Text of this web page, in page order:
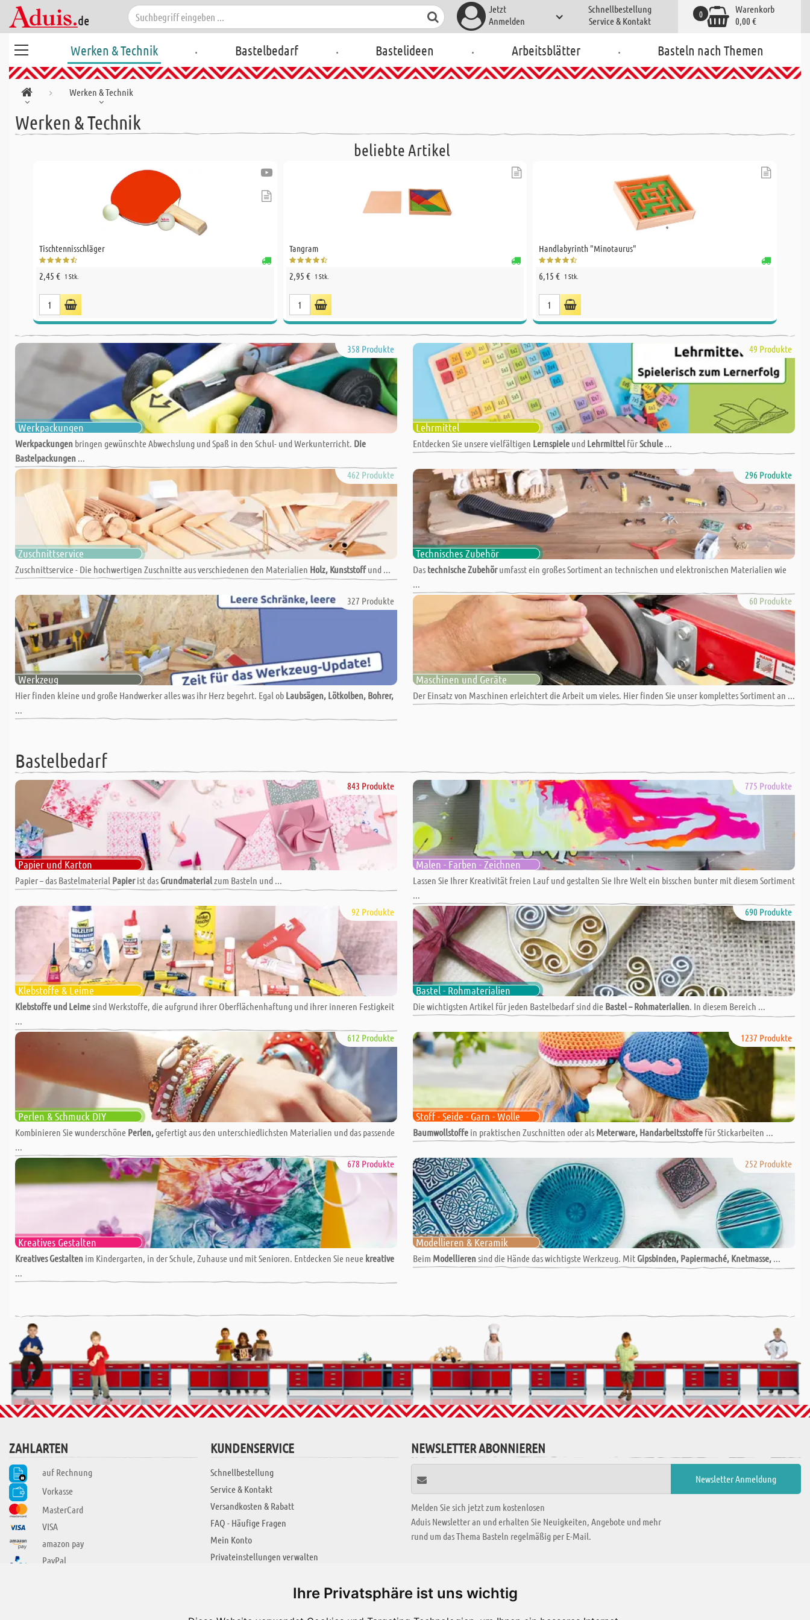
Ihre Privatsphäre ist uns wichtig
Jetzt
Anmelden
Schnellbestellung
Service & Kontakt
Warenkorb
0,00 €
0
Werken & Technik . Bastelbedarf . Bastelideen . Arbeitsblätter . Basteln nach Themen
Werken & Technik
Werken & Technik
beliebte Artikel
Tischtennisschläger
2,45 € 1 Stk.
Tangram
2,95 € 1 Stk.
Handlabyrinth "Minotaurus"
6,15 € 1 Stk.
358 Produkte
Werkpackungen
Werkpackungen bringen gewünschte Abwechslung und Spaß in den Schul- und Werkunterricht. Die
Bastelpackungen ...
49 Produkte
Lehrmittel
Entdecken Sie unsere vielfältigen Lernspieleund LehrmittelfürSchule...
462 Produkte
Zuschnittservice
Zuschnittservice - Die hochwertigen Zuschnitte aus verschiedenen den Materialien Holz, Kunststoffund ...
296 Produkte
Technisches Zubehör
Das technische Zubehörumfasst ein großes Sortiment an technischen und elektronischen Materialien wie
...
327 Produkte
Werkzeug
Hier finden kleine und große Handwerker alles was ihr Herz begehrt. Egal ob Laubsägen, Lötkolben, Bohrer,
...
60 Produkte
Maschinen und Geräte
Der Einsatz von Maschinen erleichtert die Arbeit um vieles. Hier finden Sie unser komplettes Sortiment an ...
Bastelbedarf
843 Produkte
Papier und Karton
Papier – das Bastelmaterial Papierist das Grundmaterialzum Basteln und ...
775 Produkte
Malen - Farben - Zeichnen
Lassen Sie Ihrer Kreativität freien Lauf und gestalten Sie Ihre Welt ein bisschen bunter mit diesem Sortiment
...
92 Produkte
Klebstoffe & Leime
Klebstoffe und Leimesind Werkstoffe, die aufgrund ihrer Oberflächenhaftung und ihrer inneren Festigkeit
...
690 Produkte
Bastel - Rohmaterialien
Die wichtigsten Artikel für jeden Bastelbedarf sind die Bastel – Rohmaterialien. In diesem Bereich ...
612 Produkte
Perlen & Schmuck DIY
Kombinieren Sie wunderschöne Perlen,gefertigt aus den unterschiedlichsten Materialien und das passende
...
1237 Produkte
Stoff - Seide - Garn - Wolle
Baumwollstoffein praktischen Zuschnitten oder als Meterware, Handarbeitsstoffefür Stickarbeiten ...
678 Produkte
Kreatives Gestalten
Kreatives Gestalten im Kindergarten, in der Schule, Zuhause und mit Senioren. Entdecken Sie neue kreative
...
252 Produkte
Modellieren & Keramik
Beim Modellierensind die Hände das wichtigste Werkzeug. Mit Gipsbinden, Papiermaché, Knetmasse,...
ZAHLARTEN
auf Rechnung
Vorkasse
MasterCard
VISA
amazon pay
PayPal
KUNDENSERVICE
Schnellbestellung
Service & Kontakt
Versandkosten & Rabatt
FAQ - Häufige Fragen
Mein Konto
Privateinstellungen verwalten
NEWSLETTER ABONNIEREN
Melden Sie sich jetzt zum kostenlosen
Aduis Newsletter an und erhalten Sie Neuigkeiten, Angebote und mehr
rund um das Thema Basteln regelmäßig per E-Mail.
KREATIV ZONE